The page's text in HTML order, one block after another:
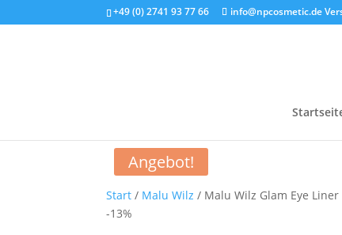
+49 (0) 2741 93 77 66 info@npcosmetic.de
Start / Malu Wilz / Malu Wilz Glam Eye
-13%
Angebot!